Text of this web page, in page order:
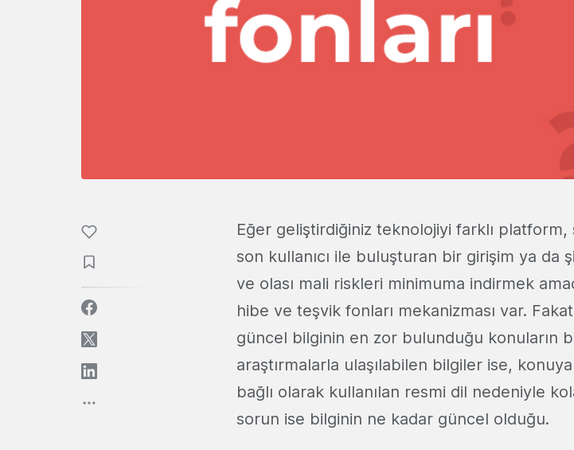
Eğer geliştirdiğiniz teknolojiyi farklı platform,
son kullanıcı ile buluşturan bir girişim ya da
ve olası mali riskleri minimuma indirmek
hibe ve teşvik fonları mekanizması var.
güncel bilginin en zor bulunduğu konuların
araştırmalarla ulaşılabilen bilgiler ise,
bağlı olarak kullanılan resmi dil nedeniyle
sorun ise bilginin ne kadar güncel olduğu.